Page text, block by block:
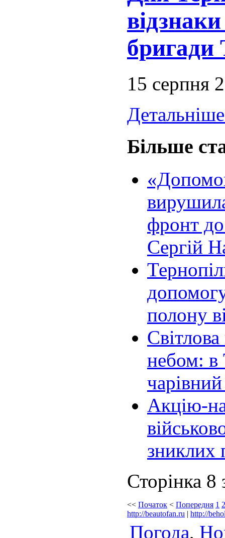
15 серпня
Більше
фронт
Сергій
полону
небом: в
Акцію-
зниклих
Сторінка 8
<< Початок < Попередня 1 2
http://beautofan.ru | http://
Погода,